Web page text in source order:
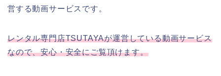
営する動画サービスです。
レンタル専門店TSUTAYAが運営している動画サービス
なので、安心・安全にご覧頂けます。